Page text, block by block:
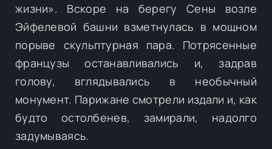
жизни». Вскоре на берегу Сены возле
Эйфелевой башни взметнулась в мощном
порыве скульптурная пара. Потрясенные
французы останавливались и, задрав
голову, вглядывались в необычный
монумент. Парижане смотрели издали и, как
будто остолбенев, замирали, надолго
задумываясь.